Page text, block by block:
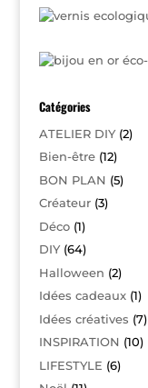
Catégories
ATELIER DIY(2)
Bien-être(12)
BON PLAN (5)
Créateur(3)
Déco(1)
DIY(64)
Halloween (2)
Idées cadeaux(1)
Idées créatives (7)
INSPIRATION (10)
LIFESTYLE (6)